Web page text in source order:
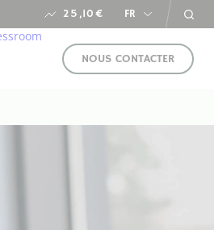
25,10€ FR
NOUS CONTACTER